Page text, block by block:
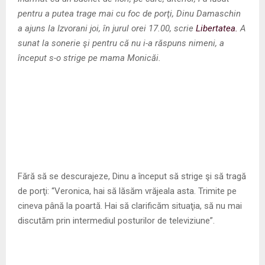
E
N
pentru a putea trage mai cu foc de porţi, Dinu Damaschin
a ajuns la Izvorani joi, în jurul orei 17.00, scrie Libertatea. A
sunat la sonerie şi pentru că nu i-a răspuns nimeni, a
început s-o strige pe mama Monicăi.
Fără să se descurajeze, Dinu a început să strige şi să tragă
de porţi: “Veronica, hai să lăsăm vrăjeala asta. Trimite pe
cineva până la poartă. Hai să clarificăm situaţia, să nu mai
discutăm prin intermediul posturilor de televiziune”.